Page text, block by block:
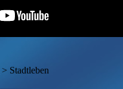
> Stadtleben